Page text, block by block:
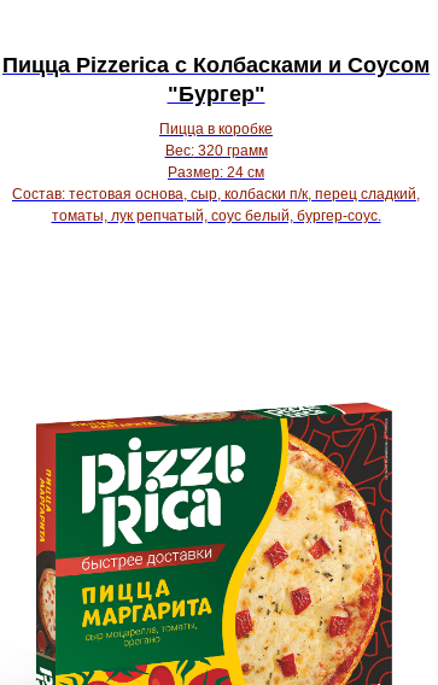
Пицца Pizzerica с Колбасками и Соусом
"Бургер"
Пицца в коробке
Вес:320 грамм
Размер: 24 см
Состав: тестовая основа, сыр, колбаски п/к, перец сладкий,
томаты, лук репчатый, соус белый, бургер-соус.